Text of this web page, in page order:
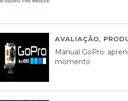
AVALIAÇÃO,
Manual GoPro:
momento